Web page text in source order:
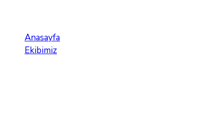
Anasayfa
Ekibimiz